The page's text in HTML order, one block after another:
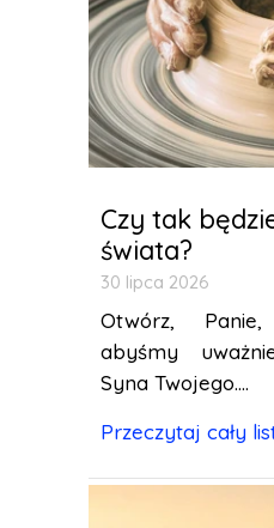
Czy tak
świata?
30 lipca 2026
Otwórz,
abyśmy
Syna Twojego....
Przeczytaj cały